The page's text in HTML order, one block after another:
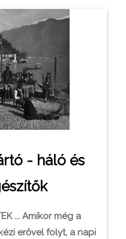
- háló és
... Amikor még a
erővel folyt, a napi